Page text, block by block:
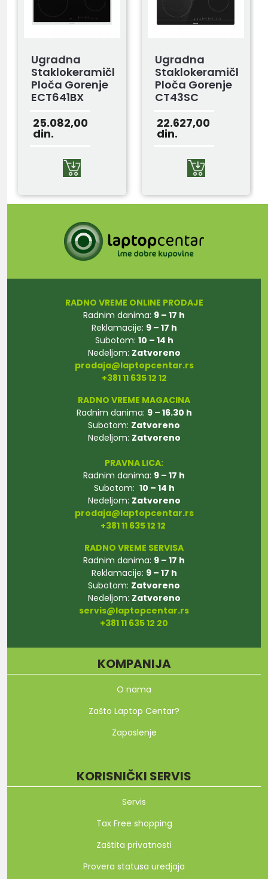
Ugradna
Staklokeramička
Ploča Gorenje
ECT641BX
25.082,00
din.
Ugradna
Staklokeramička
Ploča Gorenje
CT43SC
22.627,00
din.
RADNO VREME ONLINE PRODAJE
Radnim danima: 9 – 17 h
Reklamacije: 9 – 17 h
Subotom: 10 – 14 h
Nedeljom: Zatvoreno
prodaja@laptopcentar.rs
+381 11 635 12 12
RADNO VREME MAGACINA
Radnim danima: 9 – 16.30 h
Subotom: Zatvoreno
Nedeljom: Zatvoreno
PRAVNA LICA:
Radnim danima: 9 – 17 h
Subotom: 10 – 14 h
Nedeljom: Zatvoreno
prodaja@laptopcentar.rs
+381 11 635 12 12
RADNO VREME SERVISA
Radnim danima: 9 – 17 h
Reklamacije: 9 – 17 h
Subotom: Zatvoreno
Nedeljom: Zatvoreno
servis@laptopcentar.rs
+381 11 635 12 20
KOMPANIJA
O nama
Zašto Laptop Centar?
Zaposlenje
KORISNIČKI SERVIS
Servis
Tax Free shopping
Zaštita privatnosti
Provera statusa uredjaja